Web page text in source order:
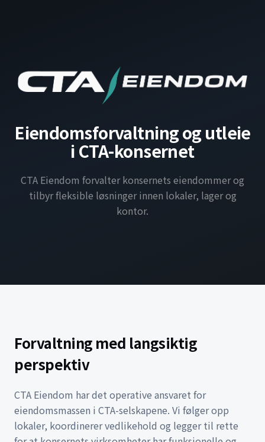
Eiendomsforvaltning og utleie
i CTA-konsernet
CTA Eiendom forvalter konsernets eiendommer og
tilbyr fleksible løsninger innen lokaler, lager og
kontor.
Forvaltning med langsiktig
perspektiv
CTA Eiendom har det operative ansvaret for
eiendomsmassen i CTA-selskapene. Vi følger opp
lokaler, koordinerer vedlikehold og legger til rette